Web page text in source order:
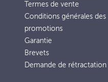
Termes de vente
Conditions générales des
promotions
Garantie
Brevets
Demande de rétractation